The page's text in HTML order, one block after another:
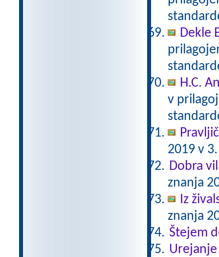
Dekle
H.C.
v
2019 v
Dobra
znanja
Iz
znanja
Štejem